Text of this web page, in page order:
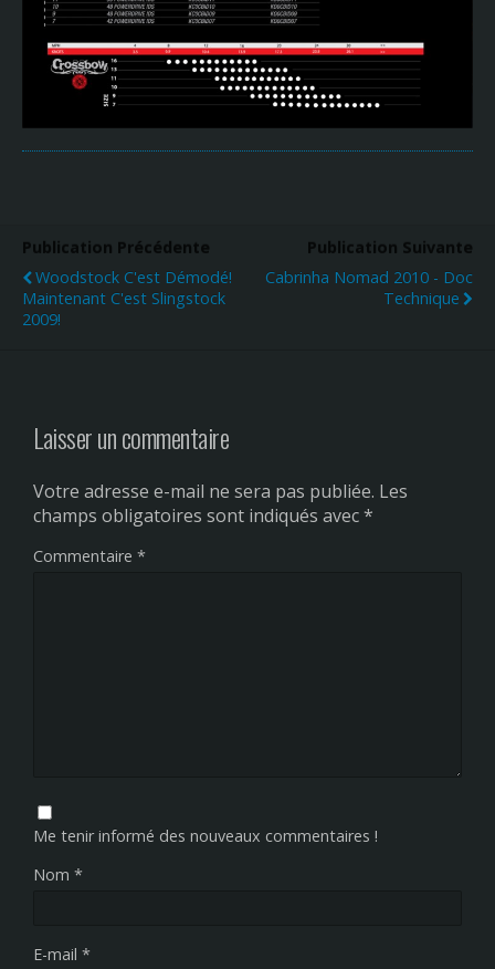
Publication Précédente
Woodstock C'est Démodé!
Maintenant C'est Slingstock
2009!
Publication Suivante
Cabrinha Nomad 2010 - Doc
Technique
Laisser un commentaire
Votre adresse e-mail ne sera pas publiée. Les
champs obligatoires sont indiqués avec*
Commentaire *
Me tenir informé des nouveaux commentaires !
Nom *
E-mail *